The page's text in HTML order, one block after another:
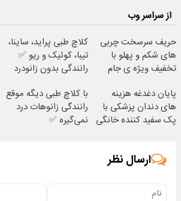
از سراسر وب
حریف سرسخت چربی
های شکم و پهلو با
تخفیف ویژه ی جام
کلاچ طبی پراید، ساینا،
تیبا، کوئیک و ریو ✅
رانندگی بدون زانودرد
پایان دغدغه هزینه
های دندان پزشکی با
پک سفید کننده خانگی
با کلاچ طبی دیگه موقع
رانندگی زانوهات درد
نمی‌گیره ✅
ارسال نظر